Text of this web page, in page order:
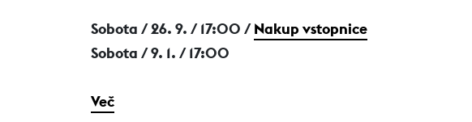
Sobota / 26. 9. / 17:00 /Nakup vstopnice
Sobota / 9. 1. / 17:00
Več